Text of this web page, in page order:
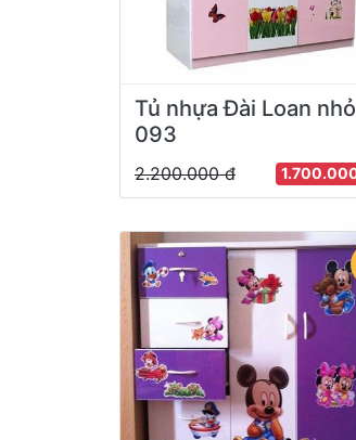
Tủ nhựa Đài Loan nhỏ
093
2.200.000 đ